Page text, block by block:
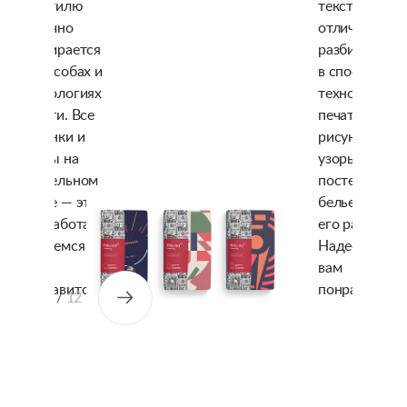
текстилю
отлично
разбирается
в способах и
технологиях
печати. Все
рисунки и
узоры на
постельном
белье — это
его работа.
Надеемся,
понравится!
текстилю
отлично
разбирается
в способах и
технологиях
печати. Все
рисунки и
узоры на
постельном
белье — это
его работа.
Надеемся,
вам
понравится!
/12